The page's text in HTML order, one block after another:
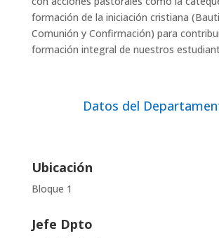
formación de la iniciación cristiana
Comunión y Confirmación) para
formación integral de nuestros
Datos del
Ubicación
Bloque 1
Jefe Dpto